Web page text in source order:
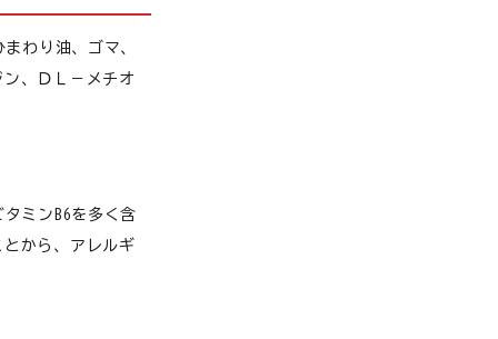
犬 ライフケア（日用品･雑貨な
ど）
用品･雑貨な
わり油、ゴマ、
、ＤＬ－メチオ
ミンB6を多く含
から、アレルギ